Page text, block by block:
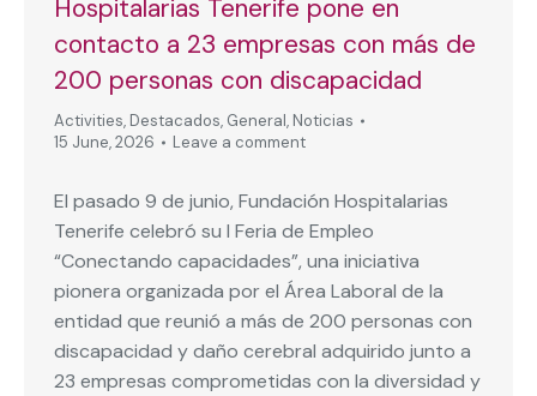
Hospitalarias Tenerife pone en
contacto a 23 empresas con más de
200 personas con discapacidad
Activities, Destacados, General, Noticias
15 June, 2026
Leave a comment
El pasado 9 de junio, Fundación Hospitalarias
Tenerife celebró su I Feria de Empleo
“Conectando capacidades”, una iniciativa
pionera organizada por el Área Laboral de la
entidad que reunió a más de 200 personas con
discapacidad y daño cerebral adquirido junto a
23 empresas comprometidas con la diversidad y